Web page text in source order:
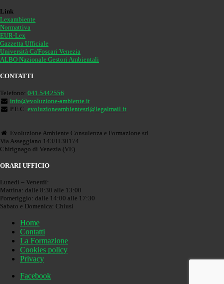
Link
Lexambiente
Normattiva
EUR-Lex
Gazzetta Ufficiale
Università Ca'Foscari Venezia
ALBO Nazionale Gestori Ambientali
CONTATTI
Telefono: 041.5442556
info@evoluzione-ambiente.it
P.E.C. evoluzioneambientesrl@legalmail.it
Evoluzione Ambiente Consulenza e Formazione srl
Via Asseggiano 143/H 30174
Chirignago di Venezia (VE)
ORARI UFFICIO
Lunedì – Venerdì:
Mattina: dalle 8:30 alle 13:00
Pomeriggio: dalle 14:00 alle 17:30
Sabato e Domenica: Chiusi
Home
Contatti
La Formazione
Cookies policy
Privacy
Facebook